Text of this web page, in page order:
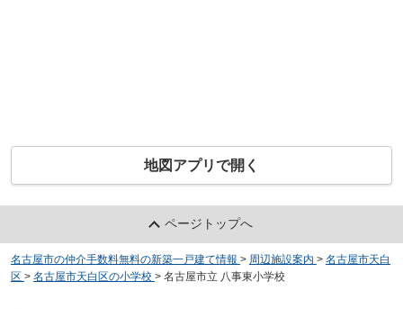
地図アプリで開く
ページトップへ
名古屋市の仲介手数料無料の新築一戸建て情報 > 周辺施設案内 > 名古屋市天白
区 > 名古屋市天白区の小学校 > 名古屋市立 八事東小学校